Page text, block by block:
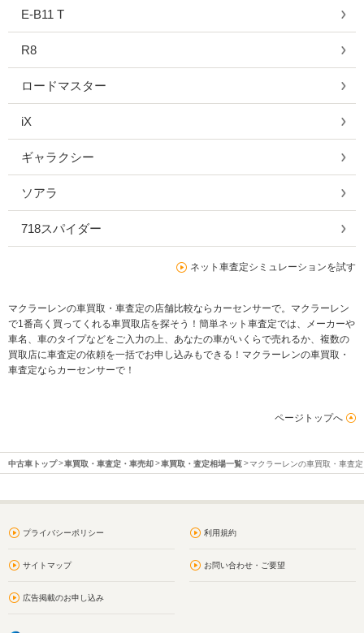
E-B11 T
R8
ロードマスター
iX
ギャラクシー
ソアラ
718スパイダー
ネット車査定シミュレーションを試す
マクラーレンの車買取・車査定の店舗比較ならカーセンサーで。マクラーレン
で1番高く買ってくれる車買取店を探そう！簡単ネット車査定では、メーカーや
車名、車のタイプなどをご入力の上、あなたの車がいくらで売れるか、複数の
買取店に車査定の依頼を一括でお申し込みもできる！マクラーレンの車買取・
車査定ならカーセンサーで！
ページトップへ
中古車トップ 車買取・車査定・車売却 車買取・査定相場一覧 マクラーレンの車買取・車査定
プライバシーポリシー 利用規約
サイトマップ お問い合わせ・ご要望
広告掲載のお申し込み